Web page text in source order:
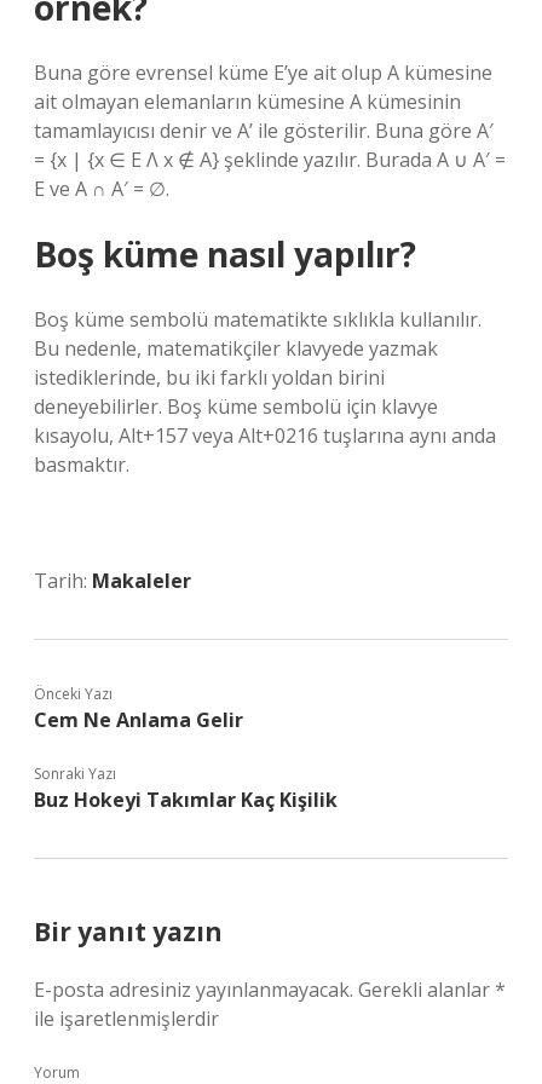
Buna göre evrensel küme E’ye ait olup A kümesine
ait olmayan elemanların kümesine A kümesinin
tamamlayıcısı denir ve A’ ile gösterilir. Buna göre A′
= {x | {x ∈ E Λ x ∉ A} şeklinde yazılır. Burada A ∪ A′ =
E ve A ∩ A′ = ∅.
Boş küme nasıl yapılır?
Boş küme sembolü matematikte sıklıkla kullanılır.
Bu nedenle, matematikçiler klavyede yazmak
istediklerinde, bu iki farklı yoldan birini
deneyebilirler. Boş küme sembolü için klavye
kısayolu, Alt+157 veya Alt+0216 tuşlarına aynı anda
basmaktır.
Tarih: Makaleler
Önceki Yazı
Cem Ne Anlama Gelir
Sonraki Yazı
Buz Hokeyi Takımlar Kaç Kişilik
Bir yanıt yazın
E-posta adresiniz yayınlanmayacak. Gerekli alanlar*
ile işaretlenmişlerdir
Yorum